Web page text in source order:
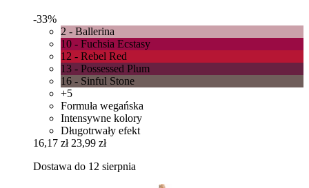
-33%
2 - Ballerina
10 - Fuchsia Ecstasy
12 - Rebel Red
13 - Possessed Plum
16 - Sinful Stone
+5
Formuła wegańska
Intensywne kolory
Długotrwały efekt
16,17 zł 23,99 zł
Dostawa do 12 sierpnia